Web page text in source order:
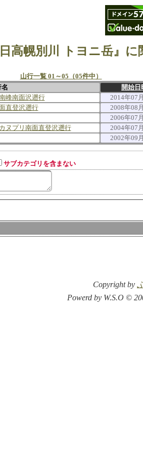
高幌別川 トヨニ岳』
山行一覧 01～05（05件中）
名
開始日
峰南面沢遡行
2014年07
直登沢遡行
2008年08
2006年07
ヌプリ南面直登沢遡行
2004年07
2002年09
サブカテゴリを含まない
Copyright by
Powerd by W.S.O ©